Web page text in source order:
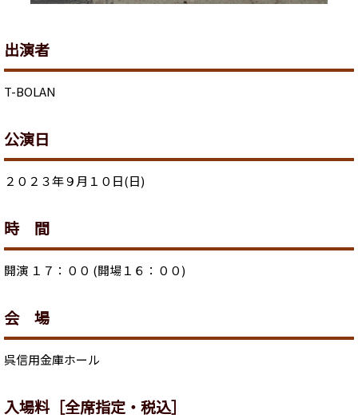
出演者
T-BOLAN
公演日
２０２３年９月１０日(日)
時 間
開演 １７：００ (開場１６：００)
会 場
呉信用金庫ホール
入場料［全席指定・税込］